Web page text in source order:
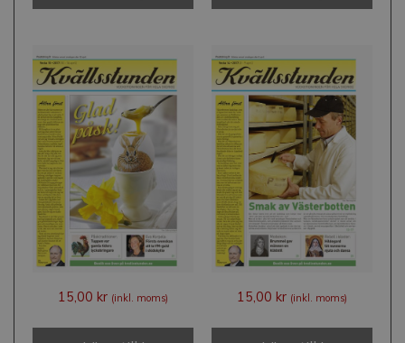
15,00 kr (inkl. moms) 15,00 kr (inkl. moms)